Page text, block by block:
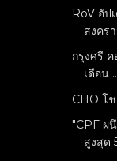
RoV อัป
สงคร
กรุงศรี
เดือน
CHO โช
"CPF ผ
สูงสุด